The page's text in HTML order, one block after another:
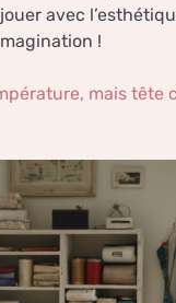
avec
!
mais tête